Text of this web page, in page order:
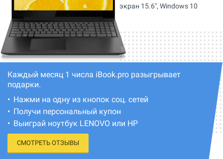
Каждый месяц 1 числа iBook.pro разыгрывает
подарки.
Нажми на одну из кнопок соц. сетей
Получи персональный купон
Выиграй ноутбук LENOVO или HP
СМОТРЕТЬ ОТЗЫВЫ
экран 15.6", Windows 10